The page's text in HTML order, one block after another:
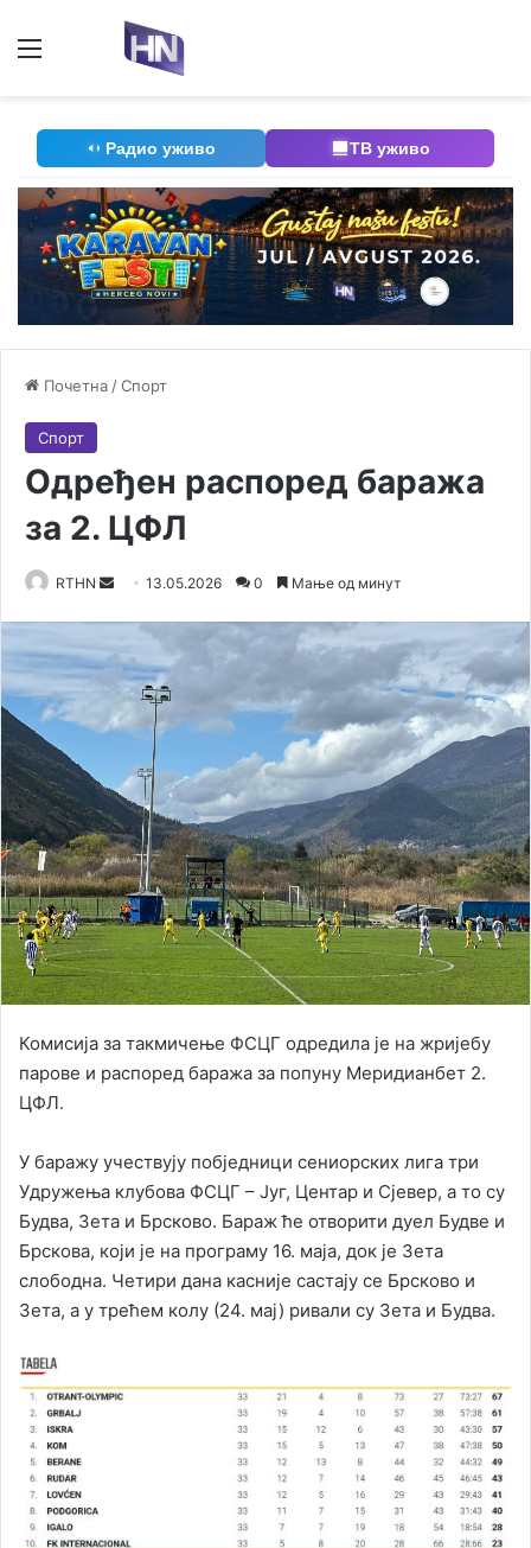
Радио уживо ТВ уживо
Почетна /Спорт
Спорт
Одређен распоред баража
за 2. ЦФЛ
RTHN
n
m
i
l
13.05.2026 0 Мање од минут
Комисија за такмичење ФСЦГ одредила је на жријебу
парове и распоред баража за попуну Меридианбет 2.
ЦФЛ.
У баражу учествују побједници сениорских лига три
Удружења клубова ФСЦГ – Југ, Центар и Сјевер, а то су
Будва, Зета и Брсково. Бараж ће отворити дуел Будве и
Брскова, који је на програму 16. маја, док је Зета
слободна. Четири дана касније састају се Брсково и
Зета, а у трећем колу (24. мај) ривали су Зета и Будва.